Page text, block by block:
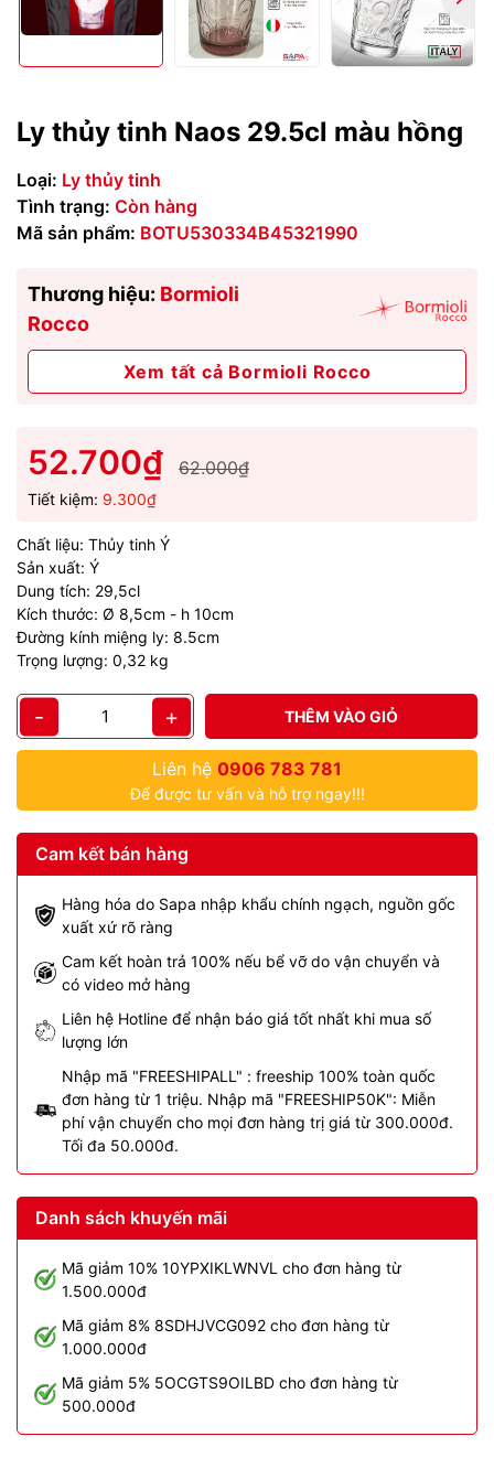
Ly thủy tinh Naos 29.5cl màu hồng
Loại: Ly thủy tinh
Tình trạng: Còn hàng
Mã sản phẩm: BOTU530334B45321990
Thương hiệu: Bormioli
Rocco
Xem tất cả Bormioli Rocco
52.700₫ 62.000₫
Tiết kiệm: 9.300₫
Chất liệu: Thủy tinh Ý
Sản xuất: Ý
Dung tích: 29,5cl
Kích thước: Ø 8,5cm - h 10cm
Đường kính miệng ly: 8.5cm
Trọng lượng: 0,32 kg
- + THÊM VÀO GIỎ
Liên hệ 0906 783 781
Để được tư vấn và hỗ trợ ngay!!!
Cam kết bán hàng
Hàng hóa do Sapa nhập khẩu chính ngạch, nguồn gốc
xuất xứ rõ ràng
Cam kết hoàn trả 100% nếu bể vỡ do vận chuyển và
có video mở hàng
Liên hệ Hotline để nhận báo giá tốt nhất khi mua số
lượng lớn
Nhập mã "FREESHIPALL" : freeship 100% toàn quốc
đơn hàng từ 1 triệu. Nhập mã "FREESHIP50K": Miễn
phí vận chuyển cho mọi đơn hàng trị giá từ 300.000đ.
Tối đa 50.000đ.
Danh sách khuyến mãi
Mã giảm 10% 10YPXIKLWNVL cho đơn hàng từ
1.500.000đ
Mã giảm 8% 8SDHJVCG092 cho đơn hàng từ
1.000.000đ
Mã giảm 5% 5OCGTS9OILBD cho đơn hàng từ
500.000đ